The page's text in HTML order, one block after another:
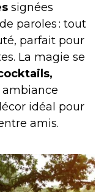
signées
paroles : tout
parfait pour
La magie se
idéal pour
amis.